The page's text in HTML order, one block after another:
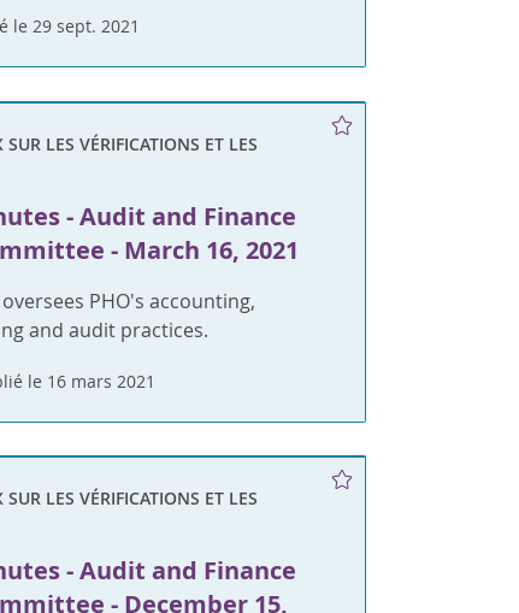
le 29 sept. 2021
SUR LES VÉRIFICATIONS ET LES
- Audit and Finance
- March 16, 2021
PHO's accounting,
and audit practices.
le 16 mars 2021
SUR LES VÉRIFICATIONS ET LES
- Audit and Finance
- December 15,